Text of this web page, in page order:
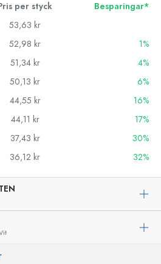
per styck
Besparingar*
53,63 kr
52,98 kr
1%
51,34 kr
4%
50,13 kr
6%
44,55 kr
16%
44,11 kr
17%
37,43 kr
30%
36,12 kr 32%